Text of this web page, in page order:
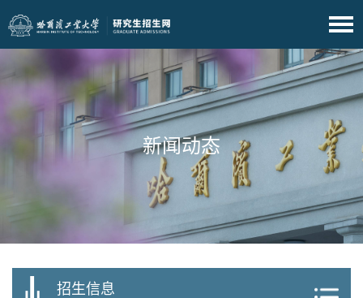
新闻动态
招生信息